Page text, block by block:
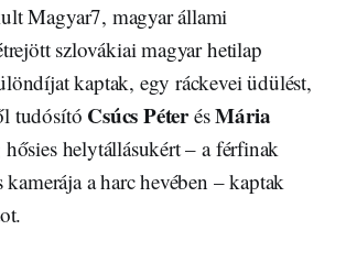
Magyar7, magyar állami
szlovákiai magyar hetilap
kaptak, egy ráckevei üdülést,
tudósító Csúcs PéterésMária
helytállásukért – a férfinak
kamerája a harc hevében – kaptak